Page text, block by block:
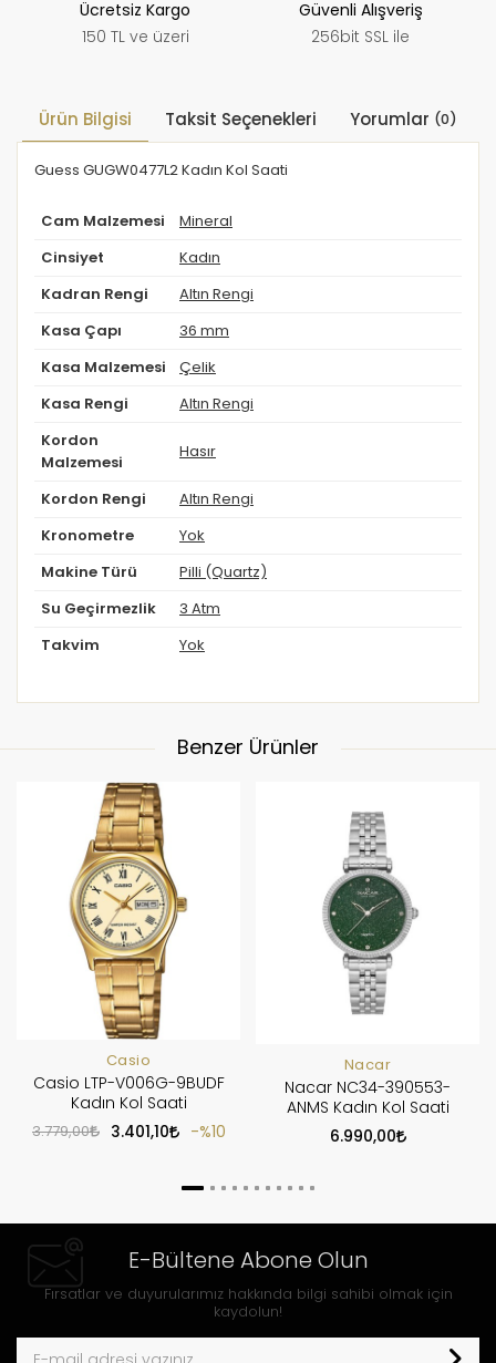
Ücretsiz Kargo
150 TL ve üzeri
Güvenli Alışveriş
256bit SSL ile
Ürün Bilgisi Taksit Seçenekleri Yorumlar (0)
Guess GUGW0477L2 Kadın Kol Saati
Cam Malzemesi Mineral
Cinsiyet Kadın
Kadran Rengi Altın Rengi
Kasa Çapı 36 mm
Kasa Malzemesi Çelik
Kasa Rengi Altın Rengi
Kordon
Malzemesi
Hasır
Kordon Rengi Altın Rengi
Kronometre Yok
Makine Türü Pilli (Quartz)
Su Geçirmezlik 3 Atm
Takvim Yok
Benzer Ürünler
Casio
Casio LTP-V006G-9BUDF
Kadın Kol Saati
3.779,00 3.401,10 %10
Nacar
Nacar NC34-390553-
ANMS Kadın Kol Saati
6.990,00
E-Bültene Abone Olun
Fırsatlar ve duyurularımız hakkında bilgi sahibi olmak için
kaydolun!